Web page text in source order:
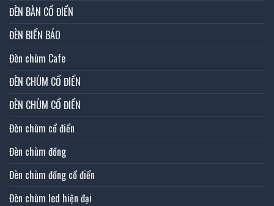
ĐÈN BÀN CỔ ĐIỂN
ĐÈN BIỂN BÁO
Đèn chùm Cafe
ĐÈN CHÙM CỔ ĐIỂN
ĐÈN CHÙM CỔ ĐIỂN
Đèn chùm cổ điển
Đèn chùm đồng
Đèn chùm đồng cổ điển
Đèn chùm led hiện đại